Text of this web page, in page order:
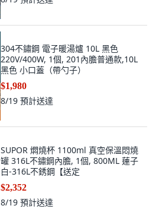
304不鏽鋼 電子暖湯爐 10L 黑色
220V/400W, 1個, 201內膽普通款,10L
黑色 小口蓋（帶勺子）
$1,980
8/19 預計送達
SUPOR 燜燒杯 1100ml 真空保溫悶燒
罐 316L不鏽鋼內膽, 1個, 800ML 蓮子
白-316L不銹鋼【送定
$2,352
8/19 預計送達